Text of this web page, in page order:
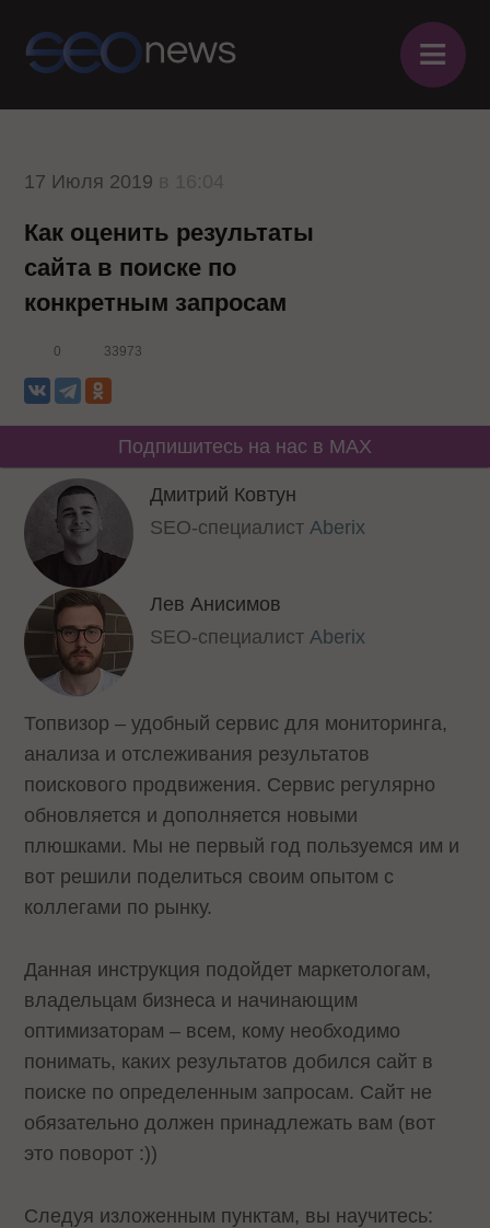
≡
17 Июля 2019
Как оценить результаты
сайта в поиске по
конкретным запросам
0 33973
Подпишитесь на нас в MAX
Дмитрий Ковтун
SEO-специалистAberix
Лев Анисимов
SEO-специалистAberix
Топвизор – удобный сервис для мониторинга,
анализа и отслеживания результатов
поискового продвижения. Сервис регулярно
обновляется и дополняется новыми
плюшками. Мы не первый год пользуемся им и
вот решили поделиться своим опытом с
коллегами по рынку.
Данная инструкция подойдет маркетологам,
владельцам бизнеса и начинающим
оптимизаторам – всем, кому необходимо
понимать, каких результатов добился сайт в
поиске по определенным запросам. Сайт не
обязательно должен принадлежать вам (вот
это поворот :))
Следуя изложенным пунктам, вы научитесь: